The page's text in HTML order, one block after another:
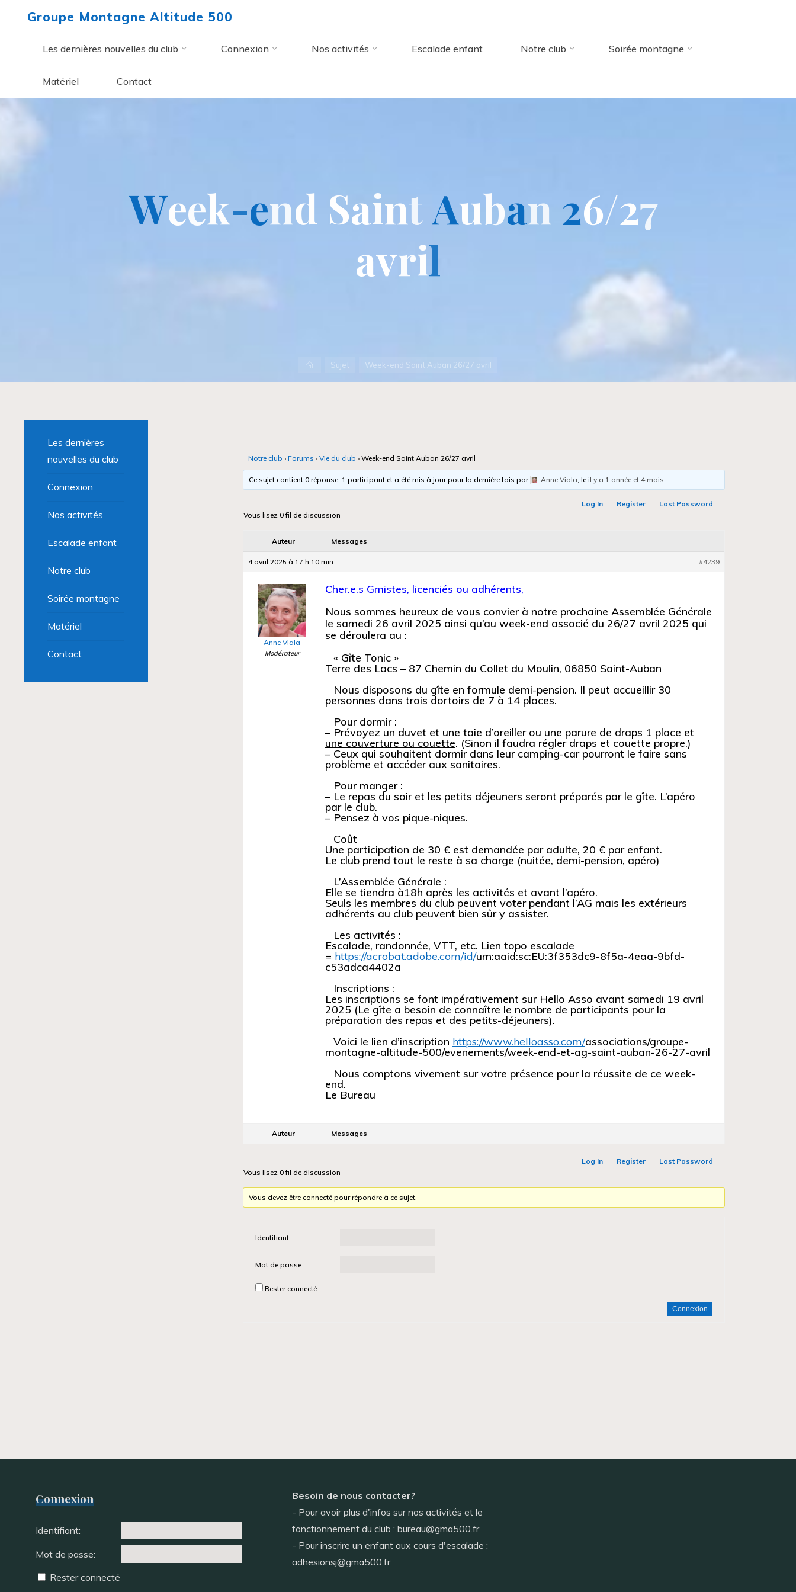
Groupe Montagne Altitude 500
Les dernières nouvelles du club Connexion Nos activités Escalade enfant Notre club Soirée montagne
Matériel Contact
Week-end SaintAuban 26/27
avril
AccueilSujet Week-end Saint Auban 26/27 avril
Notre club › Forums › Vie du club › Week-end Saint Auban 26/27 avril
Ce sujet contient 0 réponse, 1 participant et a été mis à jour pour la dernière fois par Anne Viala , le il y a 1 année et 4 mois
Log In Register
Lost Password
Vous lisez 0 fil de discussion
Auteur Messages
4 avril 2025 à 17 h 10 min #4239
Anne Viala
Modérateur
Cher.e.s Gmistes, licenciés ou adhérents,
Nous sommes heureux de vous convier à notre prochaine Assemblée Générale
le samedi 26 avril 2025 ainsi qu’au week-end associé du 26/27 avril 2025 qui
se déroulera au :
« Gîte Tonic »
Terre des Lacs – 87 Chemin du Collet du Moulin, 06850 Saint-Auban
Nous disposons du gîte en formule demi-pension. Il peut accueillir 30
personnes dans trois dortoirs de 7 à 14 places.
Pour dormir :
– Prévoyez un duvet et une taie d’oreiller ou une parure de draps 1 place et
une couverture ou couette. (Sinon il faudra régler draps et couette propre.)
– Ceux qui souhaitent dormir dans leur camping-car pourront le faire sans
problème et accéder aux sanitaires.
Pour manger :
– Le repas du soir et les petits déjeuners seront préparés par le gîte. L’apéro
par le club.
– Pensez à vos pique-niques.
Coût
Une participation de 30 € est demandée par adulte, 20 € par enfant.
Le club prend tout le reste à sa charge (nuitée, demi-pension, apéro)
L’Assemblée Générale :
Elle se tiendra à18h après les activités et avant l’apéro.
Seuls les membres du club peuvent voter pendant l’AG mais les extérieurs
adhérents au club peuvent bien sûr y assister.
Les activités :
Escalade, randonnée, VTT, etc. Lien topo escalade
= https://acrobat.adobe.com/id/urn:aaid:sc:EU:3f353dc9-8f5a-4eaa-9bfd-
c53adca4402a
Inscriptions :
Les inscriptions se font impérativement sur Hello Asso avant samedi 19 avril
2025 (Le gîte a besoin de connaître le nombre de participants pour la
préparation des repas et des petits-déjeuners).
Voici le lien d’inscription https://www.helloasso.com/associations/groupe-
montagne-altitude-500/evenements/week-end-et-ag-saint-auban-26-27-avril
Nous comptons vivement sur votre présence pour la réussite de ce week-
end.
Le Bureau
Auteur Messages
Log In Register
Lost Password
Vous lisez 0 fil de discussion
Vous devez être connecté pour répondre à ce sujet.
Identifiant:
Mot de passe:
Rester connecté
Connexion
Les dernières
nouvelles du club
Connexion
Nos activités
Escalade enfant
Notre club
Soirée montagne
Matériel
Contact
Connexion
Identifiant:
Mot de passe:
Rester connecté
Besoin de nous contacter?
- Pour avoir plus d'infos sur nos activités et le
fonctionnement du club : bureau@gma500.fr
- Pour inscrire un enfant aux cours d'escalade :
adhesionsj@gma500.fr